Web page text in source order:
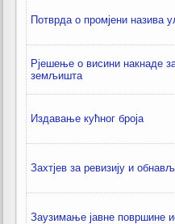
Потврда о промјени назива
Рјешење о висини накнаде
земљишта
Издавање кућног броја
Захтјев за ревизију и
Заузимање јавне површине